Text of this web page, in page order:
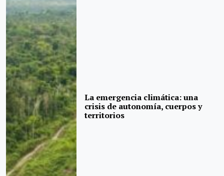
La emergencia climática: una
crisis de autonomía, cuerpos y
territorios